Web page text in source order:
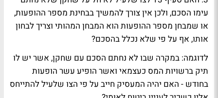
עימו הסכם, ולכן אין צורך להמשיך בבחינת מספר ההופעות,
או שמבחן מספר ההופעות הוא המבחן המהותי וצריך לבחון
אותו, אף על פי שלא נכלל בהסכם?
לדוגמה: במקרה שבו לא נחתם הסכם עם שחקן, אשר יש לו
תיק ברשויות המס כעצמאי ואשר הופיע עשר הופעות
בחודש - האם יהיה המעסיק חייב על פי הצו שלעיל להתייחס